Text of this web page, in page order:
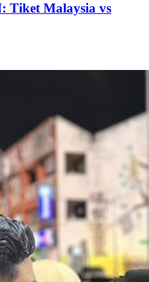
Tiket Malaysia vs